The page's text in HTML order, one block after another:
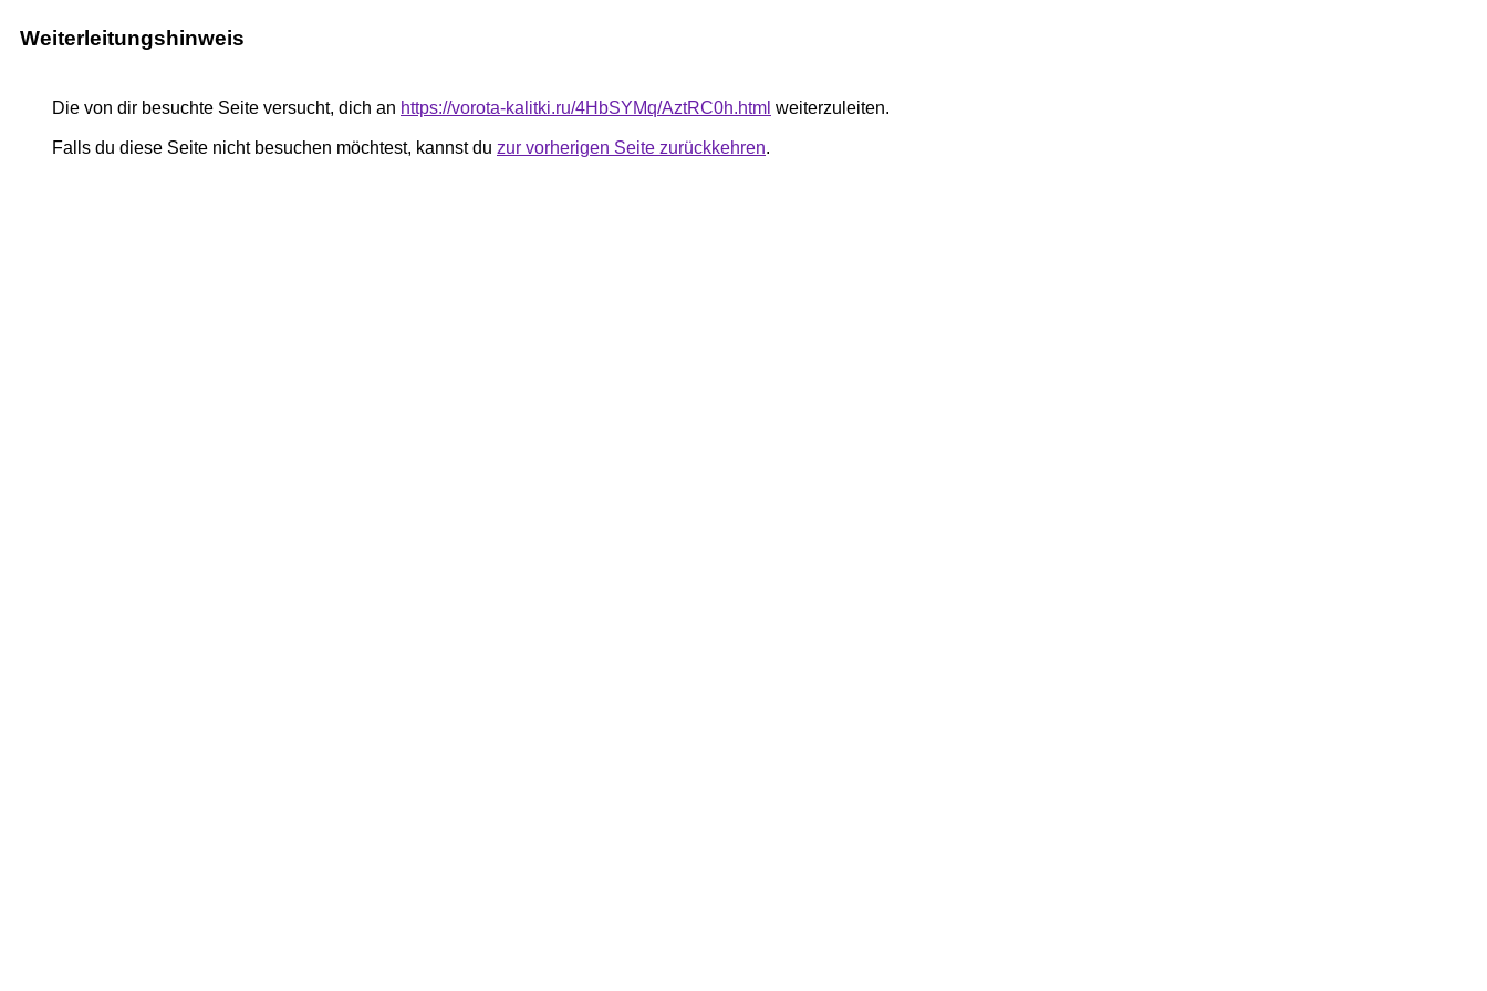
Weiterleitungshinweis
Die von dir besuchte Seite versucht, dich an https://vorota-kalitki.ru/4HbSYMq/AztRC0h.html weiterzuleiten.
Falls du diese Seite nicht besuchen möchtest, kannst du zur vorherigen Seite zurückkehren.